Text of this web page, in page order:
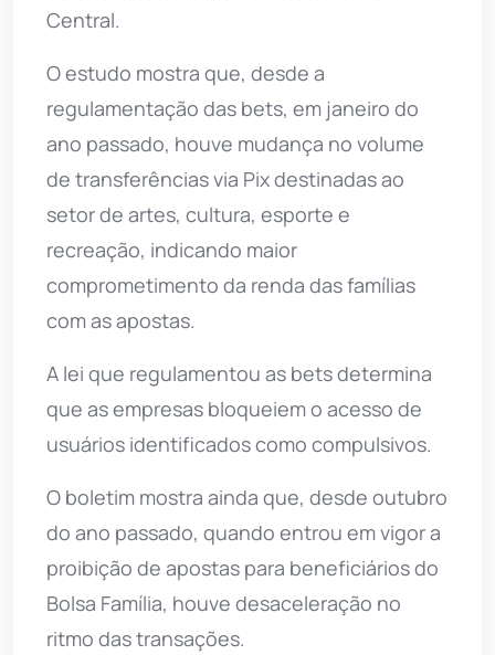
Central.
O estudo mostra que, desde a
regulamentação das bets, em janeiro do
ano passado, houve mudança no volume
de transferências via Pix destinadas ao
setor de artes, cultura, esporte e
recreação, indicando maior
comprometimento da renda das famílias
com as apostas.
A lei que regulamentou as bets determina
que as empresas bloqueiem o acesso de
usuários identificados como compulsivos.
O boletim mostra ainda que, desde outubro
do ano passado, quando entrou em vigor a
proibição de apostas para beneficiários do
Bolsa Família, houve desaceleração no
ritmo das transações.